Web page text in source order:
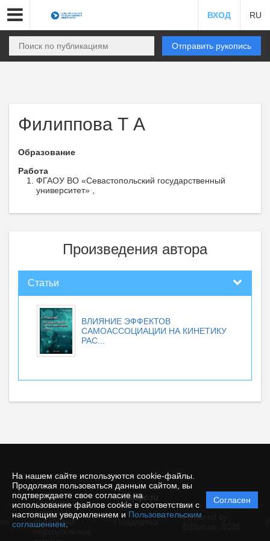
На нашем сайте используются cookie-файлы.
Продолжая пользоваться данным сайтом, вы
подтверждаете свое согласие на
использование файлов cookie в соответствии с
настоящим уведомлением и Пользовательским
соглашением
Согласен
ВХОД RU
Отправить рукопись
Филиппова Т А
Образование
Работа
ФГАОУ ВО «Севастопольский государственный
университет» ,
Произведения автора
Статьи
ВЛИЯНИЕ ЭФФЕКТОВ
САМОАССОЦИАЦИИ НА КИНЕТИКУ
РАС...
© rusjbpc.ru
Политика
защиты и
обработки
Powered by